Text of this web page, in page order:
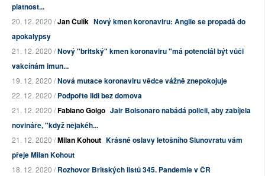
platnost...
20. 12. 2020 /Jan Čulík Nový kmen koronaviru: Anglie se propadá do
apokalypsy
21. 12. 2020 /Nový "britský" kmen koronaviru "má potenciál být vůči
vakcínám imun...
19. 12. 2020 /Nová mutace koronaviru vědce vážně znepokojuje
22. 12. 2020 /Podpořte lidi bez domova
21. 12. 2020 /Fabiano Golgo Jair Bolsonaro nabádá policii, aby zabíjela
novináře, "když nějakéh...
21. 12. 2020 /Milan Kohout Krásné oslavy letošního Slunovratu vám
přeje Milan Kohout
18. 12. 2020 /Rozhovor Britských listů 345. Pandemie v ČR